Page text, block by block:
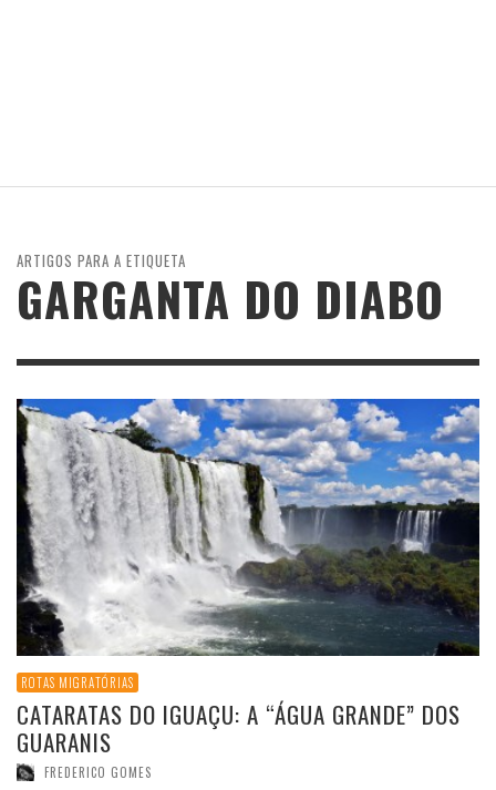
ARTIGOS PARA A ETIQUETA
GARGANTA DO DIABO
ROTAS MIGRATÓRIAS
CATARATAS DO IGUAÇU: A “ÁGUA GRANDE” DOS
GUARANIS
FREDERICO GOMES